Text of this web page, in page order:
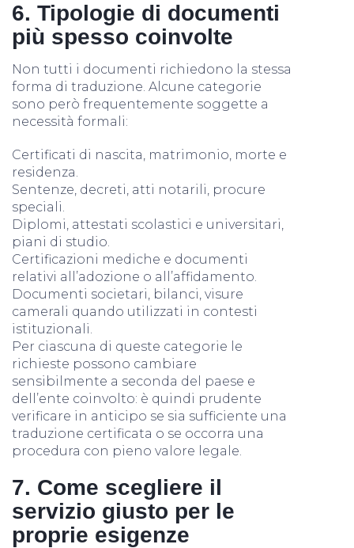
6. Tipologie di documenti
più spesso coinvolte
Non tutti i documenti richiedono la stessa
forma di traduzione. Alcune categorie
sono però frequentemente soggette a
necessità formali:
Certificati di nascita, matrimonio, morte e
residenza.
Sentenze, decreti, atti notarili, procure
speciali.
Diplomi, attestati scolastici e universitari,
piani di studio.
Certificazioni mediche e documenti
relativi all’adozione o all’affidamento.
Documenti societari, bilanci, visure
camerali quando utilizzati in contesti
istituzionali.
Per ciascuna di queste categorie le
richieste possono cambiare
sensibilmente a seconda del paese e
dell’ente coinvolto: è quindi prudente
verificare in anticipo se sia sufficiente una
traduzione certificata o se occorra una
procedura con pieno valore legale.
7. Come scegliere il
servizio giusto per le
proprie esigenze